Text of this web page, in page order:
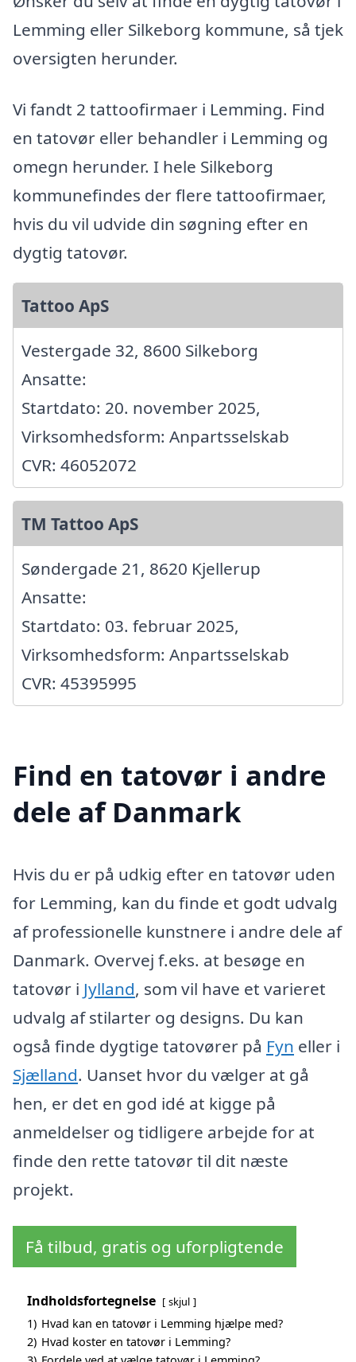
Lemming eller Silkeborg kommune, så tjek
oversigten herunder.
Vi fandt 2 tattoofirmaer i Lemming. Find
en tatovør eller behandler i Lemming og
omegn herunder. I hele Silkeborg
kommunefindes der flere tattoofirmaer,
hvis du vil udvide din søgning efter en
dygtig tatovør.
Tattoo ApS
Vestergade 32, 8600 Silkeborg
Ansatte:
Startdato: 20. november 2025,
Virksomhedsform: Anpartsselskab
CVR: 46052072
TM Tattoo ApS
Søndergade 21, 8620 Kjellerup
Ansatte:
Startdato: 03. februar 2025,
Virksomhedsform: Anpartsselskab
CVR: 45395995
Find en tatovør i andre
dele af Danmark
Hvis du er på udkig efter en tatovør uden
for Lemming, kan du finde et godt udvalg
af professionelle kunstnere i andre dele af
Danmark. Overvej f.eks. at besøge en
tatovør i Jylland, som vil have et varieret
udvalg af stilarter og designs. Du kan
også finde dygtige tatovører på Fyn eller i
Sjælland. Uanset hvor du vælger at gå
hen, er det en god idé at kigge på
anmeldelser og tidligere arbejde for at
finde den rette tatovør til dit næste
projekt.
Få tilbud, gratis og uforpligtende
Indholdsfortegnelse skjul
1) Hvad kan en tatovør i Lemming hjælpe med?
2) Hvad koster en tatovør i Lemming?